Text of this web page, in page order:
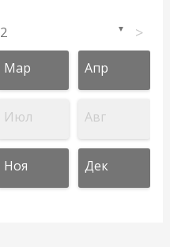
▼ >
Мар Апр
Июл Авг
Ноя Дек